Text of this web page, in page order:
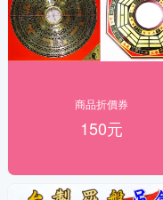
商品折價券
150元